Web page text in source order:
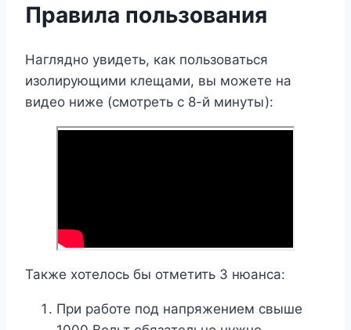
Правила пользования
Наглядно увидеть, как пользоваться
изолирующими клещами, вы можете на
видео ниже (смотреть с 8-й минуты):
Также хотелось бы отметить 3 нюанса:
При работе под напряжением свыше